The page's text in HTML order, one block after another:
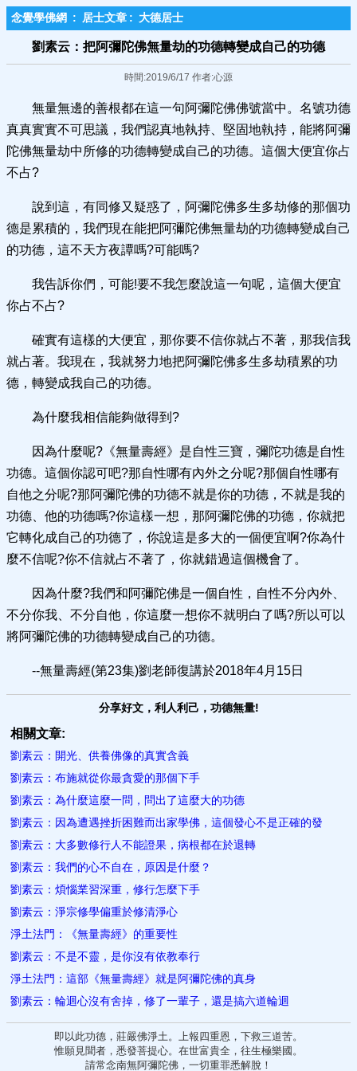
念覺學佛網 : 居士文章 : 大德居士
劉素云：把阿彌陀佛無量劫的功德轉變成自己的功德
時間:2019/6/17 作者:心源
無量無邊的善根都在這一句阿彌陀佛佛號當中。名號功德
真真實實不可思議，我們認真地執持、堅固地執持，能將阿彌
陀佛無量劫中所修的功德轉變成自己的功德。這個大便宜你占
不占?
說到這，有同修又疑惑了，阿彌陀佛多生多劫修的那個功
德是累積的，我們現在能把阿彌陀佛無量劫的功德轉變成自己
的功德，這不天方夜譚嗎?可能嗎?
我告訴你們，可能!要不我怎麼說這一句呢，這個大便宜
你占不占?
確實有這樣的大便宜，那你要不信你就占不著，那我信我
就占著。我現在，我就努力地把阿彌陀佛多生多劫積累的功
德，轉變成我自己的功德。
為什麼我相信能夠做得到?
因為什麼呢?《無量壽經》是自性三寶，彌陀功德是自性
功德。這個你認可吧?那自性哪有內外之分呢?那個自性哪有
自他之分呢?那阿彌陀佛的功德不就是你的功德，不就是我的
功德、他的功德嗎?你這樣一想，那阿彌陀佛的功德，你就把
它轉化成自己的功德了，你說這是多大的一個便宜啊?你為什
麼不信呢?你不信就占不著了，你就錯過這個機會了。
因為什麼?我們和阿彌陀佛是一個自性，自性不分內外、
不分你我、不分自他，你這麼一想你不就明白了嗎?所以可以
將阿彌陀佛的功德轉變成自己的功德。
--無量壽經(第23集)劉老師復講於2018年4月15日
分享好文，利人利己，功德無量!
相關文章:
劉素云：開光、供養佛像的真實含義
劉素云：布施就從你最貪愛的那個下手
劉素云：為什麼這麼一問，問出了這麼大的功德
劉素云：因為遭遇挫折困難而出家學佛，這個發心不是正確的發
劉素云：大多數修行人不能證果，病根都在於退轉
劉素云：我們的心不自在，原因是什麼？
劉素云：煩惱業習深重，修行怎麼下手
劉素云：淨宗修學偏重於修清淨心
淨土法門：《無量壽經​》的重要性
劉素云：不是不靈，是你沒有依教奉行
淨土法門：這部《無量壽經》就是阿彌陀佛的真身
劉素云：輪迴心沒有舍掉，修了一輩子，還是搞六道輪迴
即以此功德，莊嚴佛淨土。上報四重恩，下救三道苦。
惟願見聞者，悉發菩提心。在世富貴全，往生極樂國。
請常念南無阿彌陀佛，一切重罪悉解脫！